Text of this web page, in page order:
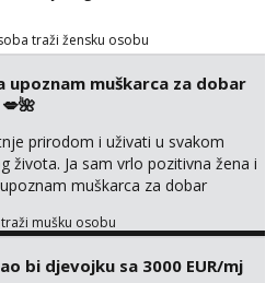
traži žensku osobu
upoznam muškarca za dobar
prirodom i uživati u svakom
života. Ja sam vrlo pozitivna žena i
muškarca za dobar
i nadji me tamo, cekam te!
mušku osobu
bi djevojku sa 3000 EUR/mj